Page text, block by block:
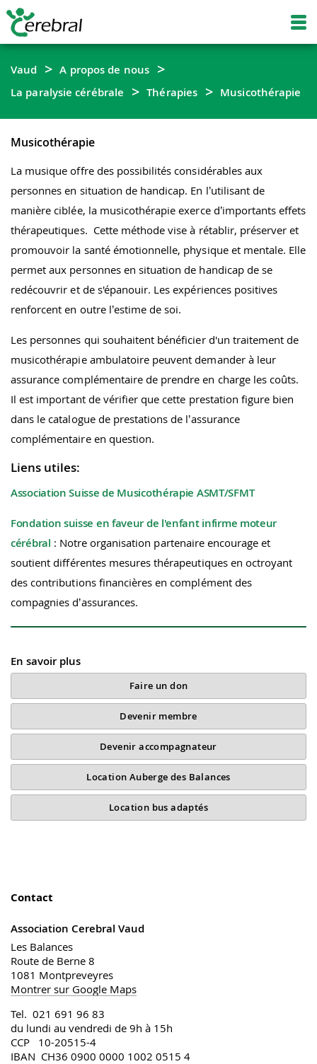
Vaud
A propos de nous
La paralysie cérébrale
Thérapies Musicothérapie
Musicothérapie
La musique offre des possibilités considérables aux
personnes en situation de handicap. En l’utilisant de
manière ciblée, la musicothérapie exerce d’importants effets
thérapeutiques. Cette méthode vise à rétablir, préserver et
promouvoir la santé émotionnelle, physique et mentale. Elle
permet aux personnes en situation de handicap de se
redécouvrir et de s'épanouir. Les expériences positives
renforcent en outre l’estime de soi.
Les personnes qui souhaitent bénéficier d'un traitement de
musicothérapie ambulatoire peuvent demander à leur
assurance complémentaire de prendre en charge les coûts.
Il est important de vérifier que cette prestation figure bien
dans le catalogue de prestations de l’assurance
complémentaire en question.
Liens utiles:
Association Suisse de Musicothérapie ASMT/SFMT
Fondation suisse en faveur de l'enfant infirme moteur
cérébral : Notre organisation partenaire encourage et
soutient différentes mesures thérapeutiques en octroyant
des contributions financières en complément des
compagnies d’assurances.
En savoir plus
Faire un don
Devenir membre
Devenir accompagnateur
Location Auberge des Balances
Location bus adaptés
Contact
Association Cerebral Vaud
Les Balances
Route de Berne 8
1081 Montpreveyres
Montrer sur Google Maps
Tel. 021 691 96 83
du lundi au vendredi de 9h à 15h
CCP 10-20515-4
IBAN CH36 0900 0000 1002 0515 4